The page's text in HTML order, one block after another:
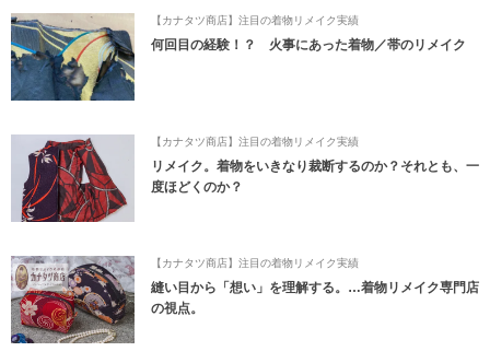
【カナタツ商店】注目の着物リメイク実績
何回目の経験！？ 火事にあった着物／帯のリメイク
【カナタツ商店】注目の着物リメイク実績
リメイク。着物をいきなり裁断するのか？それとも、一
度ほどくのか？
【カナタツ商店】注目の着物リメイク実績
縫い目から「想い」を理解する。…着物リメイク専門店
の視点。